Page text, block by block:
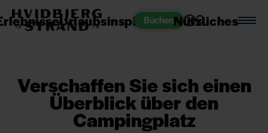
Buchen
UrlaubsinspirationNützliches
Verschaffen Sie sich einen
Überblick über den
Campingplatz